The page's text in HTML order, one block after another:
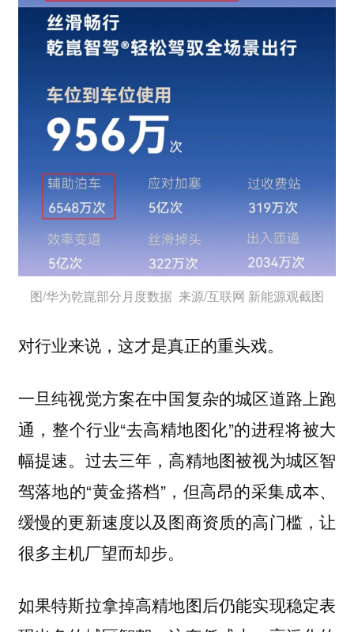
图/华为乾崑部分月度数据 来源/互联网 新能源观截图
对行业来说，这才是真正的重头戏。
一旦纯视觉方案在中国复杂的城区道路上跑
通，整个行业“去高精地图化”的进程将被大
幅提速。过去三年，高精地图被视为城区智
驾落地的“黄金搭档”，但高昂的采集成本、
缓慢的更新速度以及图商资质的高门槛，让
很多主机厂望而却步。
如果特斯拉拿掉高精地图后仍能实现稳定表